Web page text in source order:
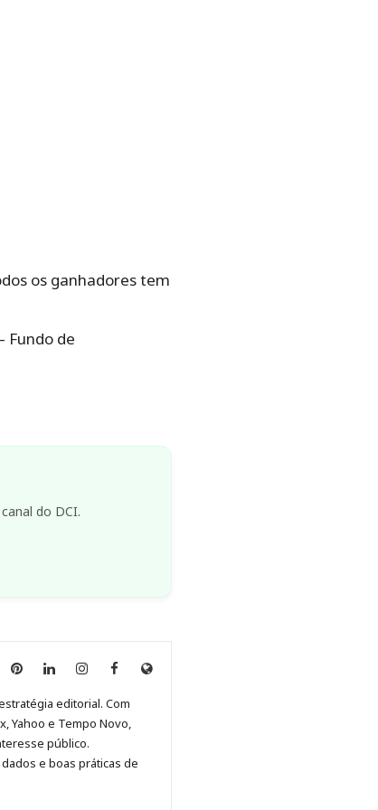
os ganhadores tem
Fundo de
do DCI.
Anny
no
Pinterest
Anny
no
LinkedIn
Anny
no
Instagram
Anny
no
Facebook
Site
editorial. Com
Yahoo e Tempo Novo,
público.
e boas práticas de